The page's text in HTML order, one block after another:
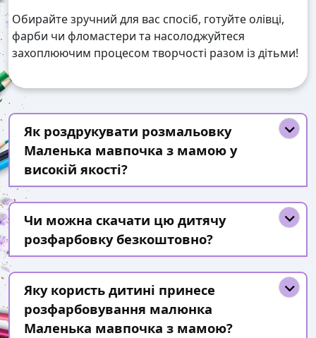
Обирайте зручний для вас спосіб, готуйте олівці,
фарби чи фломастери та насолоджуйтеся
захоплюючим процесом творчості разом із дітьми!
Як роздрукувати розмальовку
Маленька мавпочка з мамою у
високій якості?
Чи можна скачати цю дитячу
розфарбовку безкоштовно?
Яку користь дитині принесе
розфарбовування малюнка
Маленька мавпочка з мамою?